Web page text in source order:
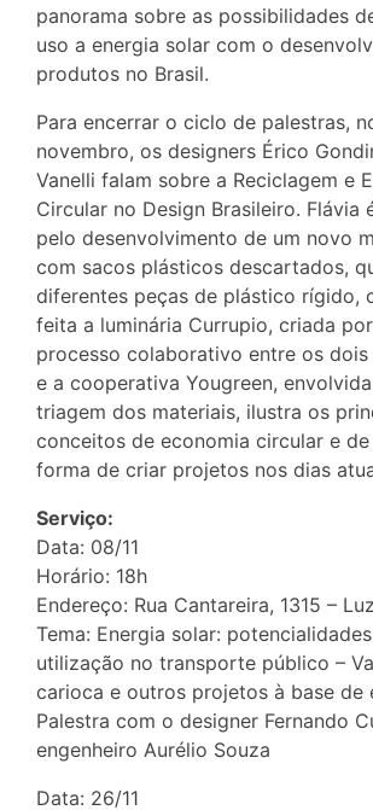
panorama sobre as possibilidades
uso a energia solar com o
produtos no Brasil.
Para encerrar o ciclo de palestras,
novembro, os designers Érico
Vanelli falam sobre a Reciclagem e
Circular no Design Brasileiro. Flávia
pelo desenvolvimento de um novo
com sacos plásticos descartados,
diferentes peças de plástico rígido,
feita a luminária Currupio, criada
processo colaborativo entre os
e a cooperativa Yougreen,
triagem dos materiais, ilustra os
conceitos de economia circular e de
forma de criar projetos nos dias
Serviço:
Data: 08/11
Horário: 18h
Endereço: Rua Cantareira, 1315 –
Tema: Energia solar:
utilização no transporte público –
carioca e outros projetos à base de
Palestra com o designer Fernando
engenheiro Aurélio Souza
Data: 26/11